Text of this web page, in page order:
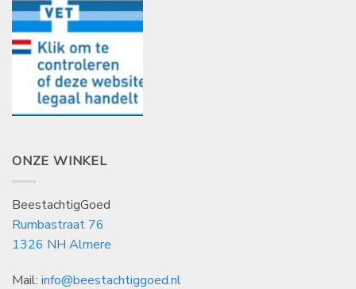
ONZE WINKEL
BeestachtigGoed
Rumbastraat 76
1326 NH Almere
Mail: info@beestachtiggoed.nl